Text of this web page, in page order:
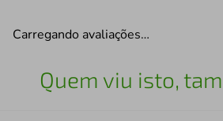
Carregando avaliações…
Quem viu isto,